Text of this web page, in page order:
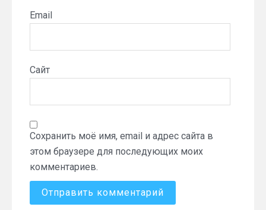
Email
Сайт
Сохранить моё имя, email и адрес сайта в
этом браузере для последующих моих
комментариев.